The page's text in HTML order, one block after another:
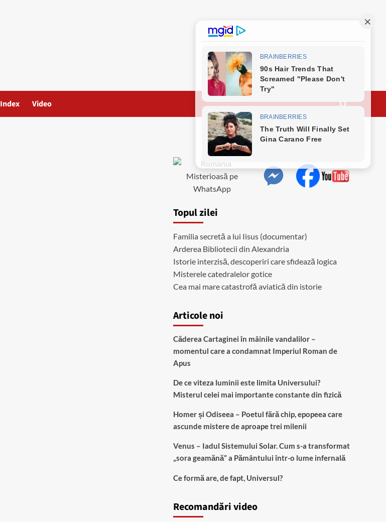
Index Video
Topul zilei
Familia secretă a lui Iisus (documentar)
Arderea Bibliotecii din Alexandria
Istorie interzisă, descoperiri care sfidează logica
Misterele catedralelor gotice
Cea mai mare catastrofă aviatică din istorie
Articole noi
Căderea Cartaginei în mâinile vandalilor –
momentul care a condamnat Imperiul Roman de
Apus
De ce viteza luminii este limita Universului?
Misterul celei mai importante constante din fizică
Homer și Odiseea – Poetul fără chip, epopeea care
ascunde mistere de aproape trei milenii
Venus – Iadul Sistemului Solar. Cum s-a transformat
„sora geamănă” a Pământului într-o lume infernală
Ce formă are, de fapt, Universul?
Recomandări video